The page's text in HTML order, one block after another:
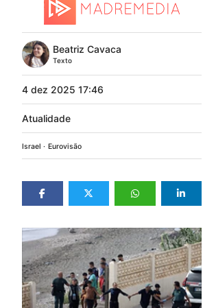
Beatriz Cavaca
Texto
4 dez 2025 17:46
Atualidade
Israel Eurovisão